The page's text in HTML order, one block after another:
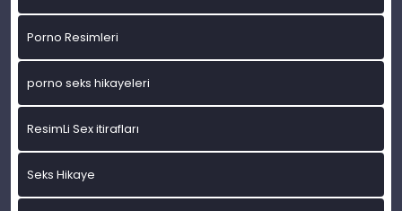
Porno Resimleri
porno seks hikayeleri
ResimLi Sex itirafları
Seks Hikaye